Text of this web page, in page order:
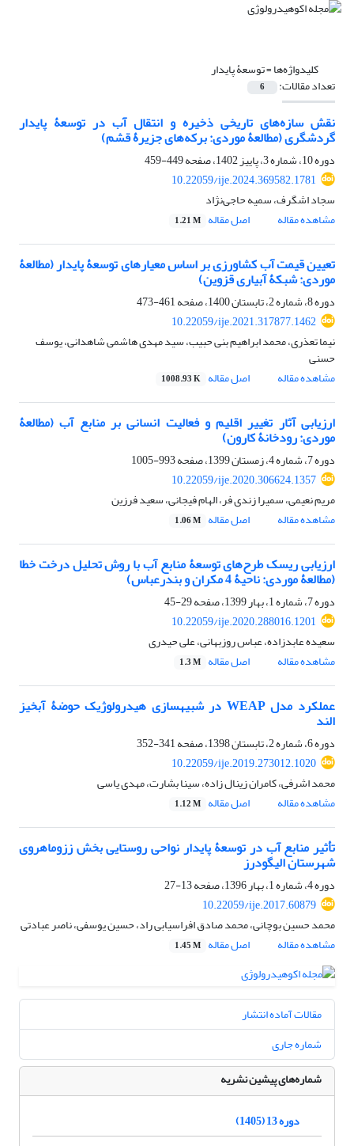
کلیدواژه‌ها =توسعۀ پایدار
تعداد مقالات: 6
نقش سازه‌های تاریخی ذخیره و انتقال آب در توسعۀ پایدار
گردشگری (مطالعۀ موردی: برکه‌های جزیرۀ قشم)
دوره 10، شماره 3، پاییز 1402، صفحه
449-459
10.22059/ije.2024.369582.1781
سجاد اشگرف، سمیه حاجی‌نژاد
مشاهده مقاله
اصل مقاله 1.21 M
تعیین قیمت آب کشاورزی بر اساس معیارهای توسعۀ پایدار (مطالعۀ
موردی: شبکۀ آبیاری قزوین)
دوره 8، شماره 2، تابستان 1400، صفحه
461-473
10.22059/ije.2021.317877.1462
نیما تعذری، محمد ابراهیم بنی حبیب، سید مهدی هاشمی شاهدانی، یوسف
حسنی
مشاهده مقاله
اصل مقاله 1008.93 K
ارزیابی آثار تغییر اقلیم و فعالیت انسانی بر منابع آب (مطالعۀ
موردی: رودخانۀ کارون)
دوره 7، شماره 4، زمستان 1399، صفحه
993-1005
10.22059/ije.2020.306624.1357
مریم نعیمی، سمیرا زندی فر، الهام فیجانی، سعید فرزین
مشاهده مقاله
اصل مقاله 1.06 M
ارزیابی ریسک طرح‌های توسعۀ منابع آب با روش تحلیل درخت خطا
(مطالعۀ موردی: ناحیۀ 4 مکران و بندرعباس)
دوره 7، شماره 1، بهار 1399، صفحه
29-45
10.22059/ije.2020.288016.1201
سعیده عابدزاده، عباس روزبهانی، علی حیدری
مشاهده مقاله
اصل مقاله 1.3 M
عملکرد مدل WEAP در شبیه‏سازی هیدرولوژیک حوضۀ آبخیز
الند
دوره 6، شماره 2، تابستان 1398، صفحه
341-352
10.22059/ije.2019.273012.1020
محمد اشرفی، کامران زینال زاده، سینا بشارت، مهدی یاسی
مشاهده مقاله
اصل مقاله 1.12 M
تأثیر منابع آب در توسعۀ پایدار نواحی روستایی بخش ززوماهروی
شهرستان الیگودرز
دوره 4، شماره 1، بهار 1396، صفحه
13-27
10.22059/ije.2017.60879
محمد حسین بوچانی، محمد صادق افراسیابی راد، حسین یوسفی، ناصر عبادتی
مشاهده مقاله
اصل مقاله 1.45 M
مقالات آماده انتشار
شماره جاری
شماره‌های پیشین نشریه
دوره 13 (1405)